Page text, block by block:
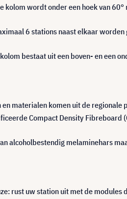
kolom wordt onder een hoek van
6 stations naast elkaar
bestaat uit een boven- en een
materialen komen uit de regionale
Compact Density Fibreboard
alcoholbestendig melaminehars
rust uw station uit met de